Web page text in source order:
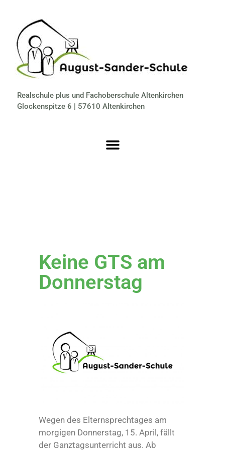
Realschule plus und Fachoberschule Altenkirchen
Glockenspitze 6 | 57610 Altenkirchen
Keine GTS am
Donnerstag
Wegen des Elternsprechtages am
morgigen Donnerstag, 15. April, fällt
der Ganztagsunterricht aus. Ab